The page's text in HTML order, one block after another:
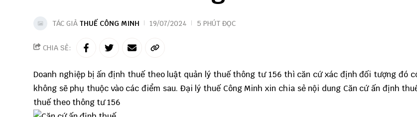
TÁC GIẢ THUẾ CÔNG MINH 19/07/2024 5 PHÚT ĐỌC
CHIA SẺ:
Doanh nghiệp bị ấn định thuế theo luật quản lý thuế thông tư 156thì căn cứ xác định đối tượng đó
không sẽ phụ thuộc vào các điểm sau. Đại lý thuế Công Minh xin chia sẻ nội dung Căn cứ ấn định
thuế theo thông tư 156